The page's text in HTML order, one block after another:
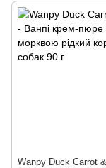
Wanpy Duck Carrot